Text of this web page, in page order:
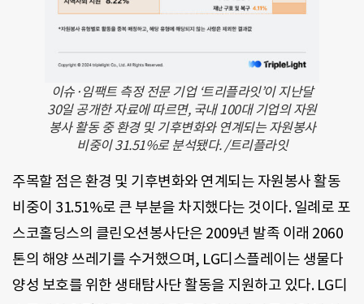
이슈·임팩트 측정 전문 기업 ‘트리플라잇’이 지난달
30일 공개한 자료에 따르면, 국내 100대 기업의 자원
봉사 활동 중 환경 및 기후변화와 연계되는 자원봉사
비중이 31.51%로 분석됐다. /트리플라잇
주목할 점은 환경 및 기후변화와 연계되는 자원봉사 활동
비중이 31.51%로 큰 부분을 차지했다는 것이다. 일례로 포
스코홀딩스의 클린오션봉사단은 2009년 발족 이래 2060
톤의 해양 쓰레기를 수거했으며, LG디스플레이는 생물다
양성 보호를 위한 생태탐사단 활동을 지원하고 있다. LG디